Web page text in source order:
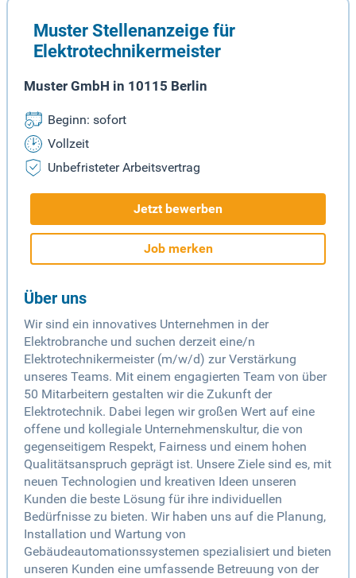
Muster Stellenanzeige für
Elektrotechnikermeister
Muster GmbH in 10115 Berlin
Beginn: sofort
Vollzeit
Unbefristeter Arbeitsvertrag
Jetzt bewerben
Job merken
Über uns
Wir sind ein innovatives Unternehmen in der
Elektrobranche und suchen derzeit eine/n
Elektrotechnikermeister (m/w/d) zur Verstärkung
unseres Teams. Mit einem engagierten Team von über
50 Mitarbeitern gestalten wir die Zukunft der
Elektrotechnik. Dabei legen wir großen Wert auf eine
offene und kollegiale Unternehmenskultur, die von
gegenseitigem Respekt, Fairness und einem hohen
Qualitätsanspruch geprägt ist. Unsere Ziele sind es, mit
neuen Technologien und kreativen Ideen unseren
Kunden die beste Lösung für ihre individuellen
Bedürfnisse zu bieten. Wir haben uns auf die Planung,
Installation und Wartung von
Gebäudeautomationssystemen spezialisiert und bieten
unseren Kunden eine umfassende Betreuung von der